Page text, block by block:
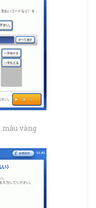
màu vàng